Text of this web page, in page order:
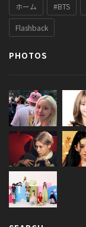
ホーム #BTS
Flashback
PHOTOS